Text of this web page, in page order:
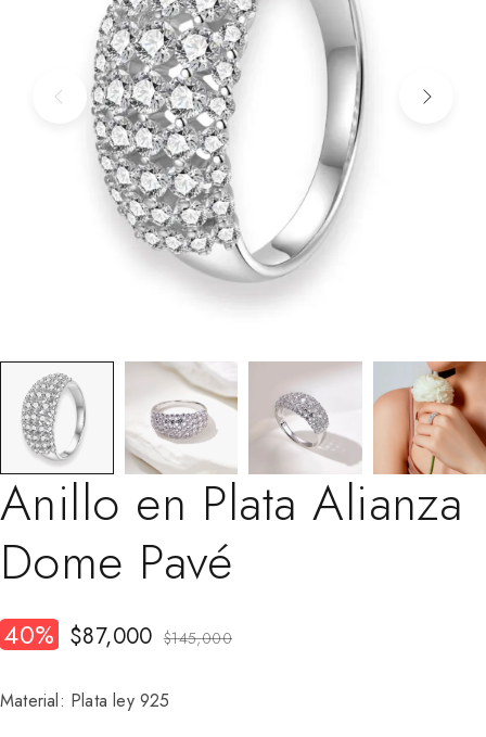
Anillo en Plata Alianza
Dome Pavé
40% $145,000
$87,000
Material: Plata ley 925